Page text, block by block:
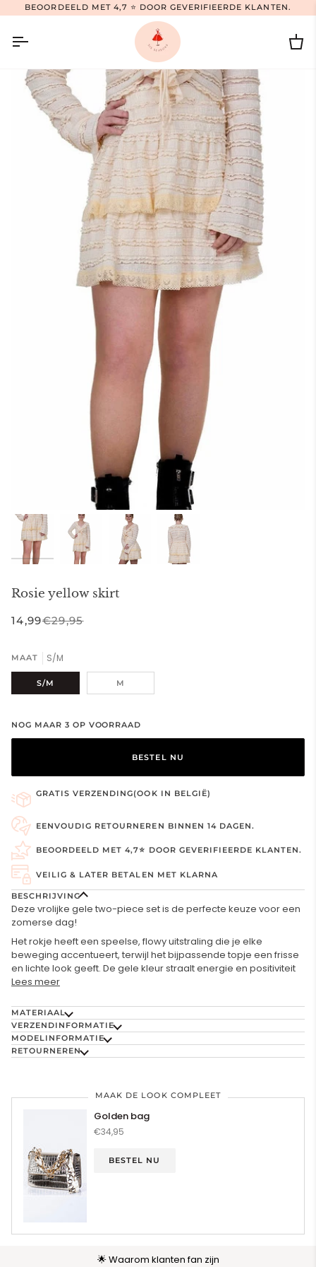
naar
BEOORDEELD MET 4,7 ⭐ DOOR GEVERIFIEERDE KLANTEN.
Rosie yellow skirt
14,99€29,95
MAAT S/M
S/M M
NOG MAAR 3 OP VOORRAAD
BESTEL NU
GRATIS VERZENDING(OOK IN BELGIË)
EENVOUDIG RETOURNEREN BINNEN 14 DAGEN.
BEOORDEELD MET 4,7⭐ DOOR GEVERIFIEERDE KLANTEN.
VEILIG & LATER BETALEN MET KLARNA
BESCHRIJVING
Deze vrolijke gele two-piece set is de perfecte keuze voor een
zomerse dag!
Het rokje heeft een speelse, flowy uitstraling die je elke
beweging accentueert, terwijl het bijpassende topje een frisse
en lichte look geeft. De gele kleur straalt energie en positiviteit
Lees meer
MATERIAAL
VERZENDINFORMATIE
MODELINFORMATIE
RETOURNEREN
MAAK DE LOOK COMPLEET
Golden bag
€34,95
BESTEL NU
🌟 Waarom klanten fan zijn